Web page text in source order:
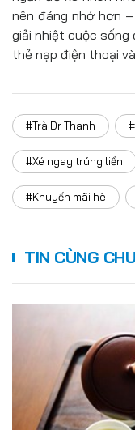
nên đáng nhớ hơn
giải nhiệt cuộc sống
thẻ nạp điện thoại
#Trà Dr Thanh
#Xé ngay trúng liền
#Khuyến mãi hè
TIN CÙNG